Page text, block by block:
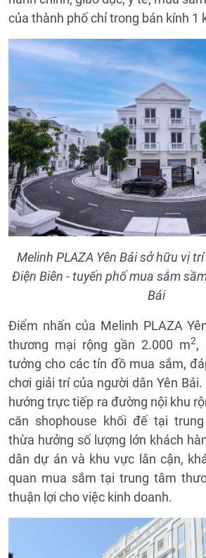
của thành phố chỉ trong bán kính 1
Melinh PLAZA Yên Bái sở hữu vị
Điện Biên - tuyến phố mua sắm
Bái
Điểm nhấn của Melinh PLAZA
thương mại rộng gần 2.000 m2,
tưởng cho các tín đồ mua sắm,
chơi giải trí của người dân Yên
hướng trực tiếp ra đường nội khu
căn shophouse khối đế tại
thừa hưởng số lượng lớn khách
dân dự án và khu vực lân cận,
quan mua sắm tại trung tâm
thuận lợi cho việc kinh doanh.